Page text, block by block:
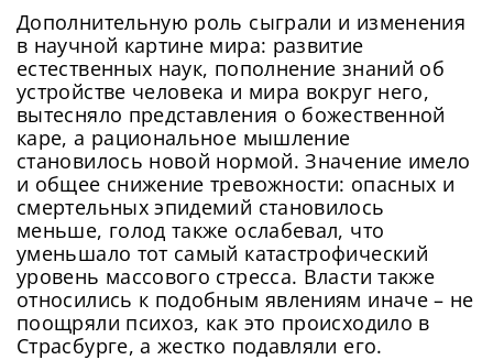
Дополнительную роль сыграли и изменения
в научной картине мира: развитие
естественных наук, пополнение знаний об
устройстве человека и мира вокруг него,
вытесняло представления о божественной
каре, а рациональное мышление
становилось новой нормой. Значение имело
и общее снижение тревожности: опасных и
смертельных эпидемий становилось
меньше, голод также ослабевал, что
уменьшало тот самый катастрофический
уровень массового стресса. Власти также
относились к подобным явлениям иначе – не
поощряли психоз, как это происходило в
Страсбурге, а жестко подавляли его.